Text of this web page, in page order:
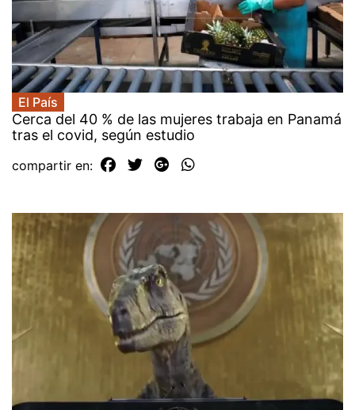
El País
Cerca del 40 % de las mujeres trabaja en Panamá
tras el covid, según estudio
compartir en: